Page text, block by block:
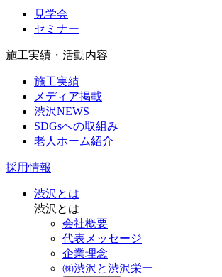
見学会
セミナー
施工実績・活動内容
施工実績
メディア掲載
渋沢NEWS
SDGsへの取組み
老人ホーム紹介
採用情報
渋沢とは
渋沢とは
会社概要
代表メッセージ
企業理念
㈱渋沢と渋沢栄一